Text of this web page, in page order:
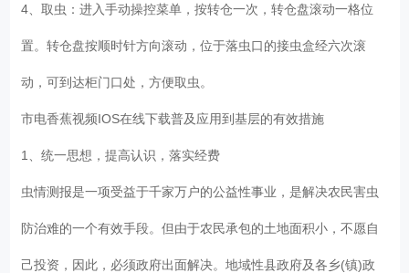
4、取虫：进入手动操控菜单，按转仓一次，转仓盘滚动一格位
置。转仓盘按顺时针方向滚动，位于落虫口的接虫盒经六次滚
动，可到达柜门口处，方便取虫。
市电香蕉视频IOS在线下载普及应用到基层的有效措施
1、统一思想，提高认识，落实经费
虫情测报是一项受益于千家万户的公益性事业，是解决农民害虫
防治难的一个有效手段。但由于农民承包的土地面积小，不愿自
己投资，因此，必须政府出面解决。地域性县政府及各乡(镇)政